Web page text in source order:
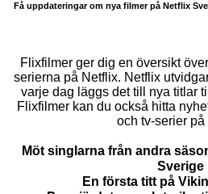
Få uppdateringar om nya filmer på Netflix
Flixfilmer ger dig en översikt
serierna på Netflix. Netflix
varje dag läggs det till nya titlar
Flixfilmer kan du också hitta
och tv-serier
Möt singlarna från andra
Sverige
En första titt på